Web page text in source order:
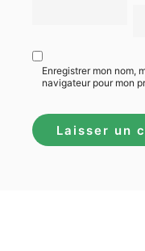
Enregistrer mon nom,
navigateur pour mon